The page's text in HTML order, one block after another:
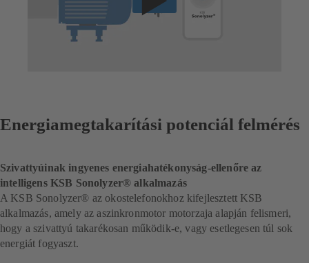
Energiamegtakarítási potenciál felmérés
Szivattyúinak ingyenes energiahatékonyság-ellenőre az
intelligens KSB Sonolyzer® alkalmazás
A KSB Sonolyzer® az okostelefonokhoz kifejlesztett KSB
alkalmazás, amely az aszinkronmotor motorzaja alapján felismeri,
hogy a szivattyú takarékosan működik-e, vagy esetlegesen túl sok
energiát fogyaszt.